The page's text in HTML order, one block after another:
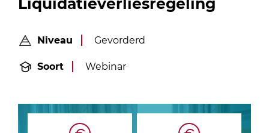
Niveau Gevorderd
Soort Webinar